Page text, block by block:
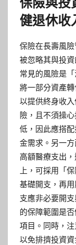
保險與投
健退休收
保險在長壽風
被忽略其與投
常見的風險是
將一部分資產
以提供終身收
險，且不須操
低，因此應搭
金需求。另一
高額醫療支出
上，可採用「
基礎開支，再
支應非必要開
的保障範圍是
項目。同時，注
以免排擠投資資